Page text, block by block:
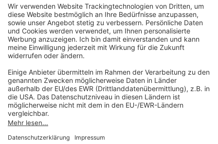
service@forum-verlag.com
Mo-Do 07:30 - 17:00 Uhr
Fr 07:30 - 15:00 Uhr
Folgen Sie uns
Impressum
Datenschutz